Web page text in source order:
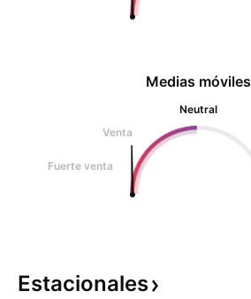
Medias móviles
Neutral
Venta
Fuerte venta
Estacionales